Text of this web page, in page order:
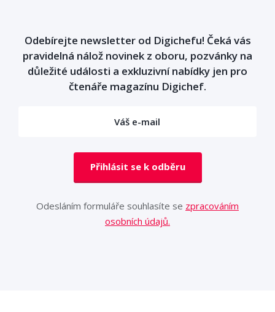
Odebírejte newsletter od Digichefu! Čeká vás
pravidelná nálož novinek z oboru, pozvánky na
důležité události a exkluzivní nabídky jen pro
čtenáře magazínu Digichef.
Přihlásit se k odběru
Odesláním formuláře souhlasíte se zpracováním
osobních údajů.